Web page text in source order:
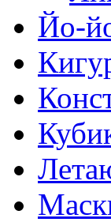
Йо-